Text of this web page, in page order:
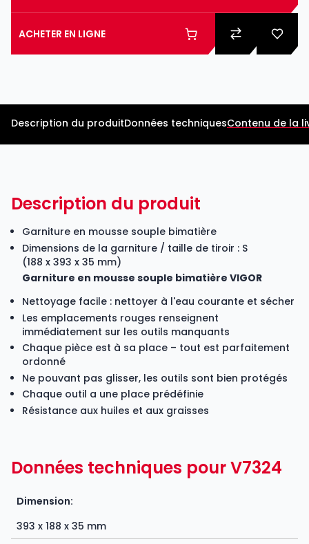
ACHETER EN LIGNE
Description du produitDonnées techniquesContenu de la
Description du produit
Garniture en mousse souple bimatière
Dimensions de la garniture / taille de tiroir : S
(188 x 393 x 35 mm)
Garniture en mousse souple bimatière VIGOR
Nettoyage facile : nettoyer à l'eau courante et sécher
Les emplacements rouges renseignent
immédiatement sur les outils manquants
Chaque pièce est à sa place – tout est parfaitement
ordonné
Ne pouvant pas glisser, les outils sont bien protégés
Chaque outil a une place prédéfinie
Résistance aux huiles et aux graisses
Données techniques pour V7324
Dimension:
393 x 188 x 35 mm